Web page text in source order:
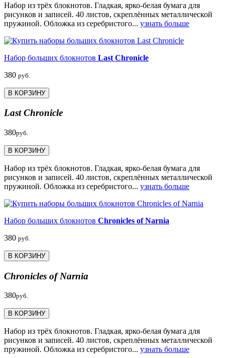
Набор из трёх блокнотов. Гладкая, ярко-белая бумага для
рисунков и записей. 40 листов, скреплённых металлической
пружиной. Обложка из серебристого... узнать больше
Набор больших блокнотов Last Chronicle
380 руб.
В КОРЗИНУ
Last Chronicle
380руб.
В КОРЗИНУ
Набор из трёх блокнотов. Гладкая, ярко-белая бумага для
рисунков и записей. 40 листов, скреплённых металлической
пружиной. Обложка из серебристого... узнать больше
Набор больших блокнотов Chronicles of Narnia
380 руб.
В КОРЗИНУ
Chronicles of Narnia
380руб.
В КОРЗИНУ
Набор из трёх блокнотов. Гладкая, ярко-белая бумага для
рисунков и записей. 40 листов, скреплённых металлической
пружиной. Обложка из серебристого... узнать больше